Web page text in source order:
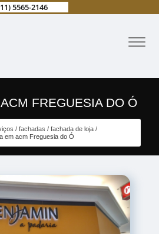
5565-2146
FREGUESIA DO Ó
fachadas
fachada de loja
em acm Freguesia do Ó